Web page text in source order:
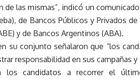
de las mismas”, indicó un
de Bancos Públicos y Privados
y de Bancos Argentinos (ABA).
su conjunto señalaron que “los
responsabilidad en sus campañas y
a los candidatos a recorrer el